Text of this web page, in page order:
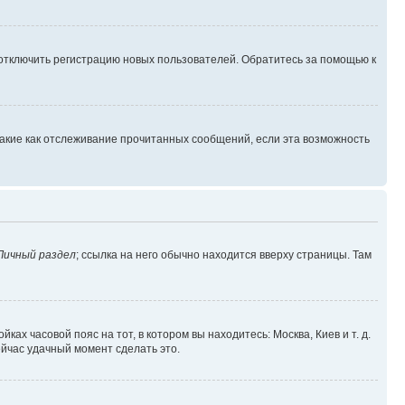
регистрацию новых пользователей. Обратитесь за помощью к
как отслеживание прочитанных сообщений, если эта возможность
раздел; ссылка на него обычно находится вверху страницы. Там
часовой пояс на тот, в котором вы находитесь: Москва, Киев и т. д.
удачный момент сделать это.